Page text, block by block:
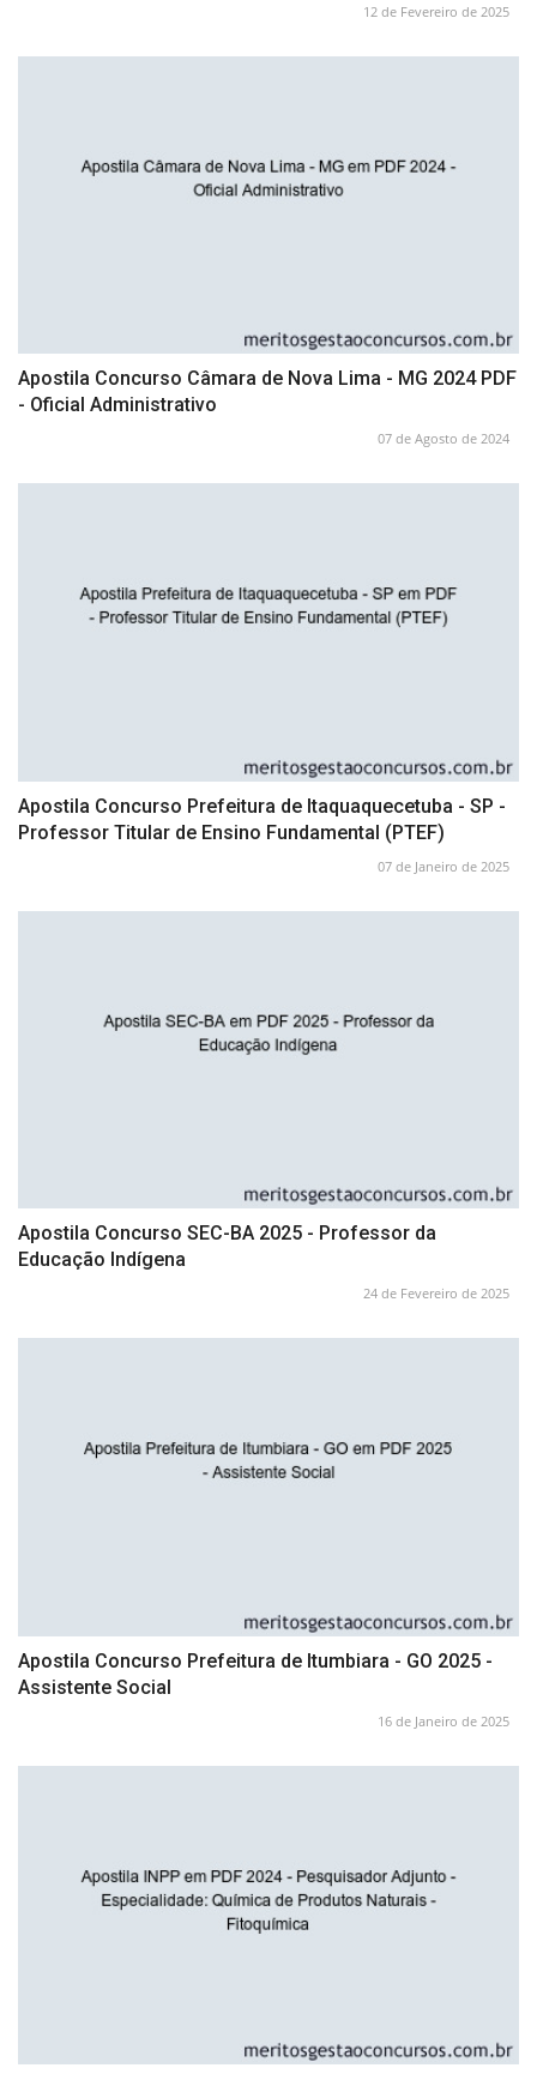
12 de Fevereiro de 2025
Apostila Concurso Câmara de Nova Lima - MG 2024 PDF
- Oficial Administrativo
07 de Agosto de 2024
Apostila Concurso Prefeitura de Itaquaquecetuba - SP -
Professor Titular de Ensino Fundamental (PTEF)
07 de Janeiro de 2025
Apostila Concurso SEC-BA 2025 - Professor da
Educação Indígena
24 de Fevereiro de 2025
Apostila Concurso Prefeitura de Itumbiara - GO 2025 -
Assistente Social
16 de Janeiro de 2025